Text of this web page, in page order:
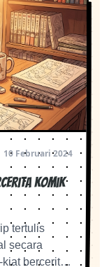
10 Februari 2024
Komik
tertulis
secara
bercerita